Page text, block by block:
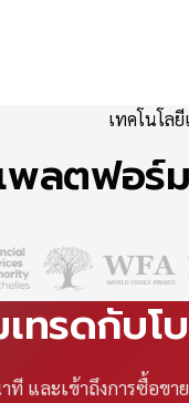
เทคโนโล
ลตฟอร์ม
ทรดกับ
และเข้าถึงการซื้อขา